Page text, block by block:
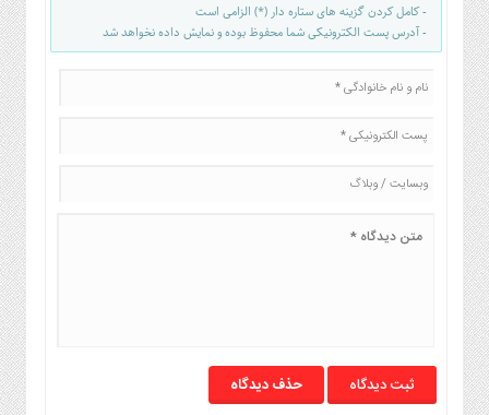
- کامل کردن گزینه های ستاره دار (*) الزامی است
- آدرس پست الکترونیکی شما محفوظ بوده و نمایش داده نخواهد شد
حذف دیدگاه